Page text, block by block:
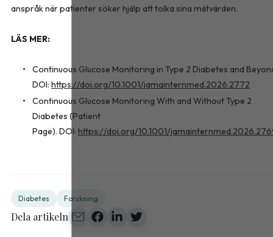
anspråk när patienter söker hjälp att tolka sina mätvärden.
LÄS MER:
Continuous Glucose Monitoring in Type 2 Diabetes and
DOI: https://doi.org/10.1001/jamainternmed.2026.2772
Continuous Glucose Monitoring With and Without Type 2
Diabetes (Patient
Page). DOI: https://doi.org/10.1001/
Diabetes Forskning
Dela artikeln